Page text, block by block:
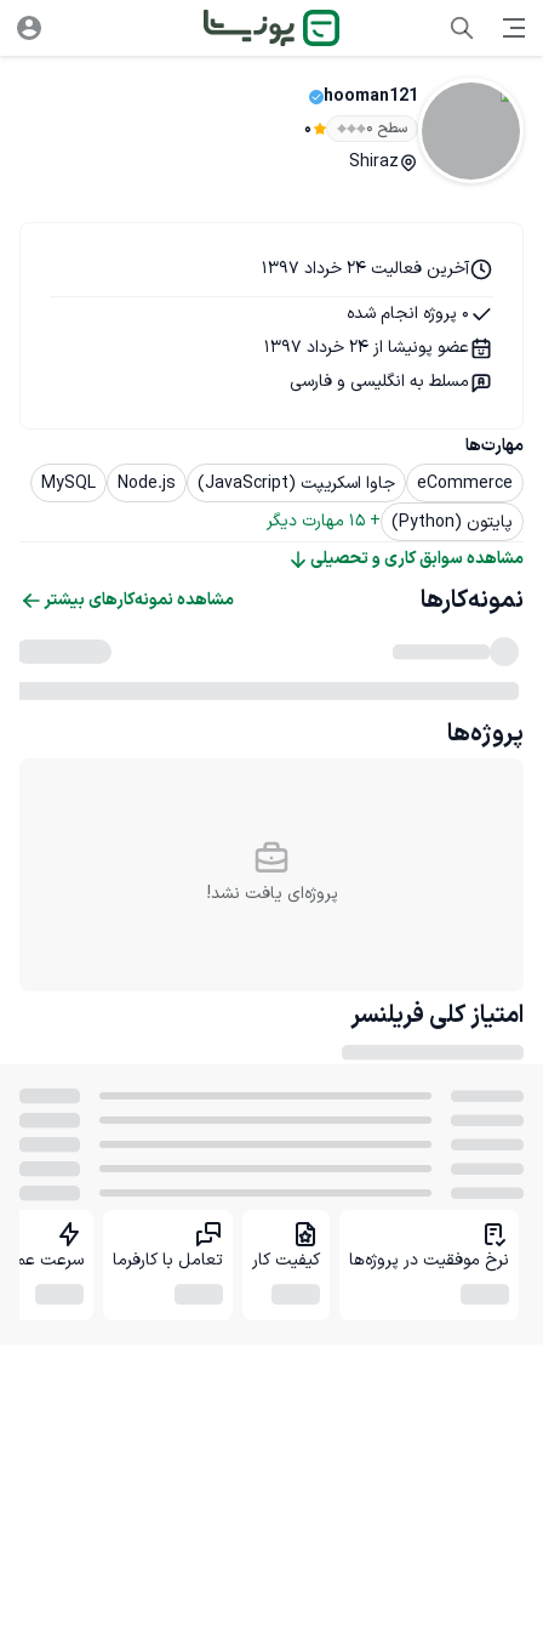
hooman121
سطح ۰ 0
Shiraz
مهارت‌ها
eCommerce
جاوا اسکریپت (JavaScript) Node.js
MySQL
پایتون (Python)
+
15 مهارت دیگر
مشاهده سوابق کاری و تحصیلی
آخرین فعالیت 24 خرداد 1397
0 پروژه انجام شده
عضو پونیشا از 24 خرداد 1397
مسلط به انگلیسی و فارسی
نمونه‌کارها مشاهده نمونه‌کارهای بیشتر
پروژه‌ها
پروژه‌ای یافت نشد!
امتیاز کلی فریلنسر
نرخ موفقیت در پروژه‌ها کیفیت کار تعامل با کارفرما سرعت عمل